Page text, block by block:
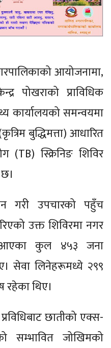
आयोजनामा,
पोखराको प्राविधिक
कार्यालयको समन्वयमा
बुद्धिमत्ता) आधारित
(TB) स्क्रिनिङ शिविर
गरी उपचारको पहुँच
उक्त शिविरमा नगर
आएका कुल ४५३ जना
सेवा लिनेहरूमध्ये २९९
थिए।
छातीको एक्स-
सम्भावित जोखिमको